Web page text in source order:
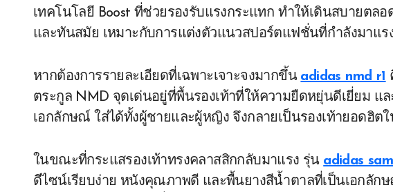
เทคโนโลยี Boost ที่ช่วยรองรับแรงกระแทก ทำให้เดินสบายต
และทันสมัย เหมาะกับการแต่งตัวแนวสปอร์ตแฟชั่นที่กำลังมาแร
หากต้องการรายละเอียดที่เฉพาะเจาะจงมากขึ้น adidas nmd r1
ตระกูล NMD จุดเด่นอยู่ที่พื้นรองเท้าที่ให้ความยืดหยุ่นดีเยี่ยม แ
เอกลักษณ์ ใส่ได้ทั้งผู้ชายและผู้หญิง จึงกลายเป็นรองเท้ายอดฮิ
ในขณะที่กระแสรองเท้าทรงคลาสสิกกลับมาแรง รุ่น adidas
ดีไซน์เรียบง่าย หนังคุณภาพดี และพื้นยางสีน้ำตาลที่เป็นเอกลัก